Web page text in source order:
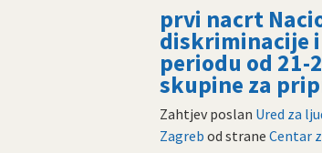
prvi nacrt
diskriminacije
periodu od
skupine za
Zahtjev poslan Ured za
Zagreb od strane Centar